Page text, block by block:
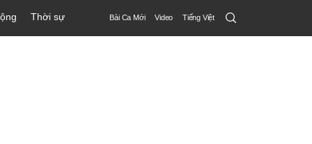
Thời sự Bài Ca Mới Video Tiếng Việt Search
Submit